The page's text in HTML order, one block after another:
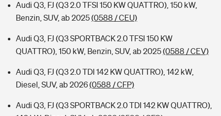
Audi Q3, FJ (Q3 2.0 TFSI 150 KW QUATTRO), 150 kW,
Benzin, SUV, ab 2025(0588 / CEU)
Audi Q3, FJ (Q3 SPORTBACK 2.0 TFSI 150 KW
QUATTRO), 150 kW, Benzin, SUV, ab 2025(0588 / CEV)
Audi Q3, FJ (Q3 2.0 TDI 142 KW QUATTRO), 142 kW,
Diesel, SUV, ab 2026(0588 / CFP)
Audi Q3, FJ (Q3 SPORTBACK 2.0 TDI 142 KW QUATTRO),